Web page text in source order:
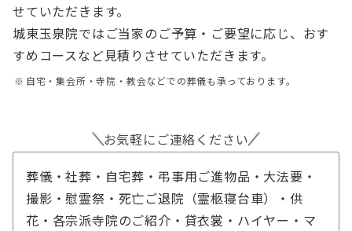
せていただきます。
城東玉泉院ではご当家のご予算・ご要望に応じ、おす
すめコースなど見積りさせていただきます。
自宅・集会所・寺院・教会などでの葬儀も承っております。
お気軽にご連絡ください
葬儀・社葬・自宅葬・弔事用ご進物品・大法要・
撮影・慰霊祭・死亡ご退院（霊柩寝台車）・供
花・各宗派寺院のご紹介・貸衣裳・ハイヤー・マ